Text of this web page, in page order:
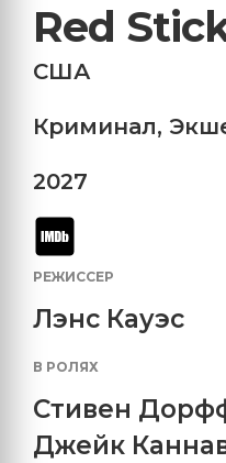
Red
США
Криминал,
2027
РЕЖИССЕР
Лэнс Кауэс
В РОЛЯХ
Стивен
Джейк